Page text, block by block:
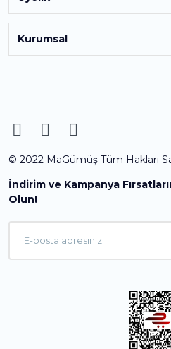
Kurumsal
© 2022 MaGümüş Tüm Hakları
İndirim ve Kampanya
Olun!